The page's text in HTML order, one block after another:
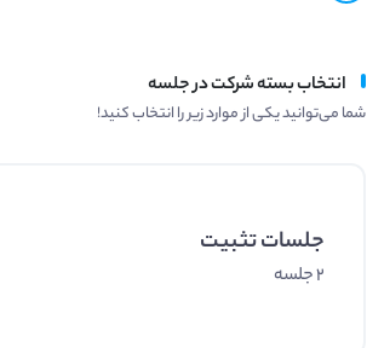
انتخاب بسته شرکت در جلسه
شما می‌توانید یکی از موارد زیر را انتخاب کنید!
جلسات تثبیت
2 جلسه